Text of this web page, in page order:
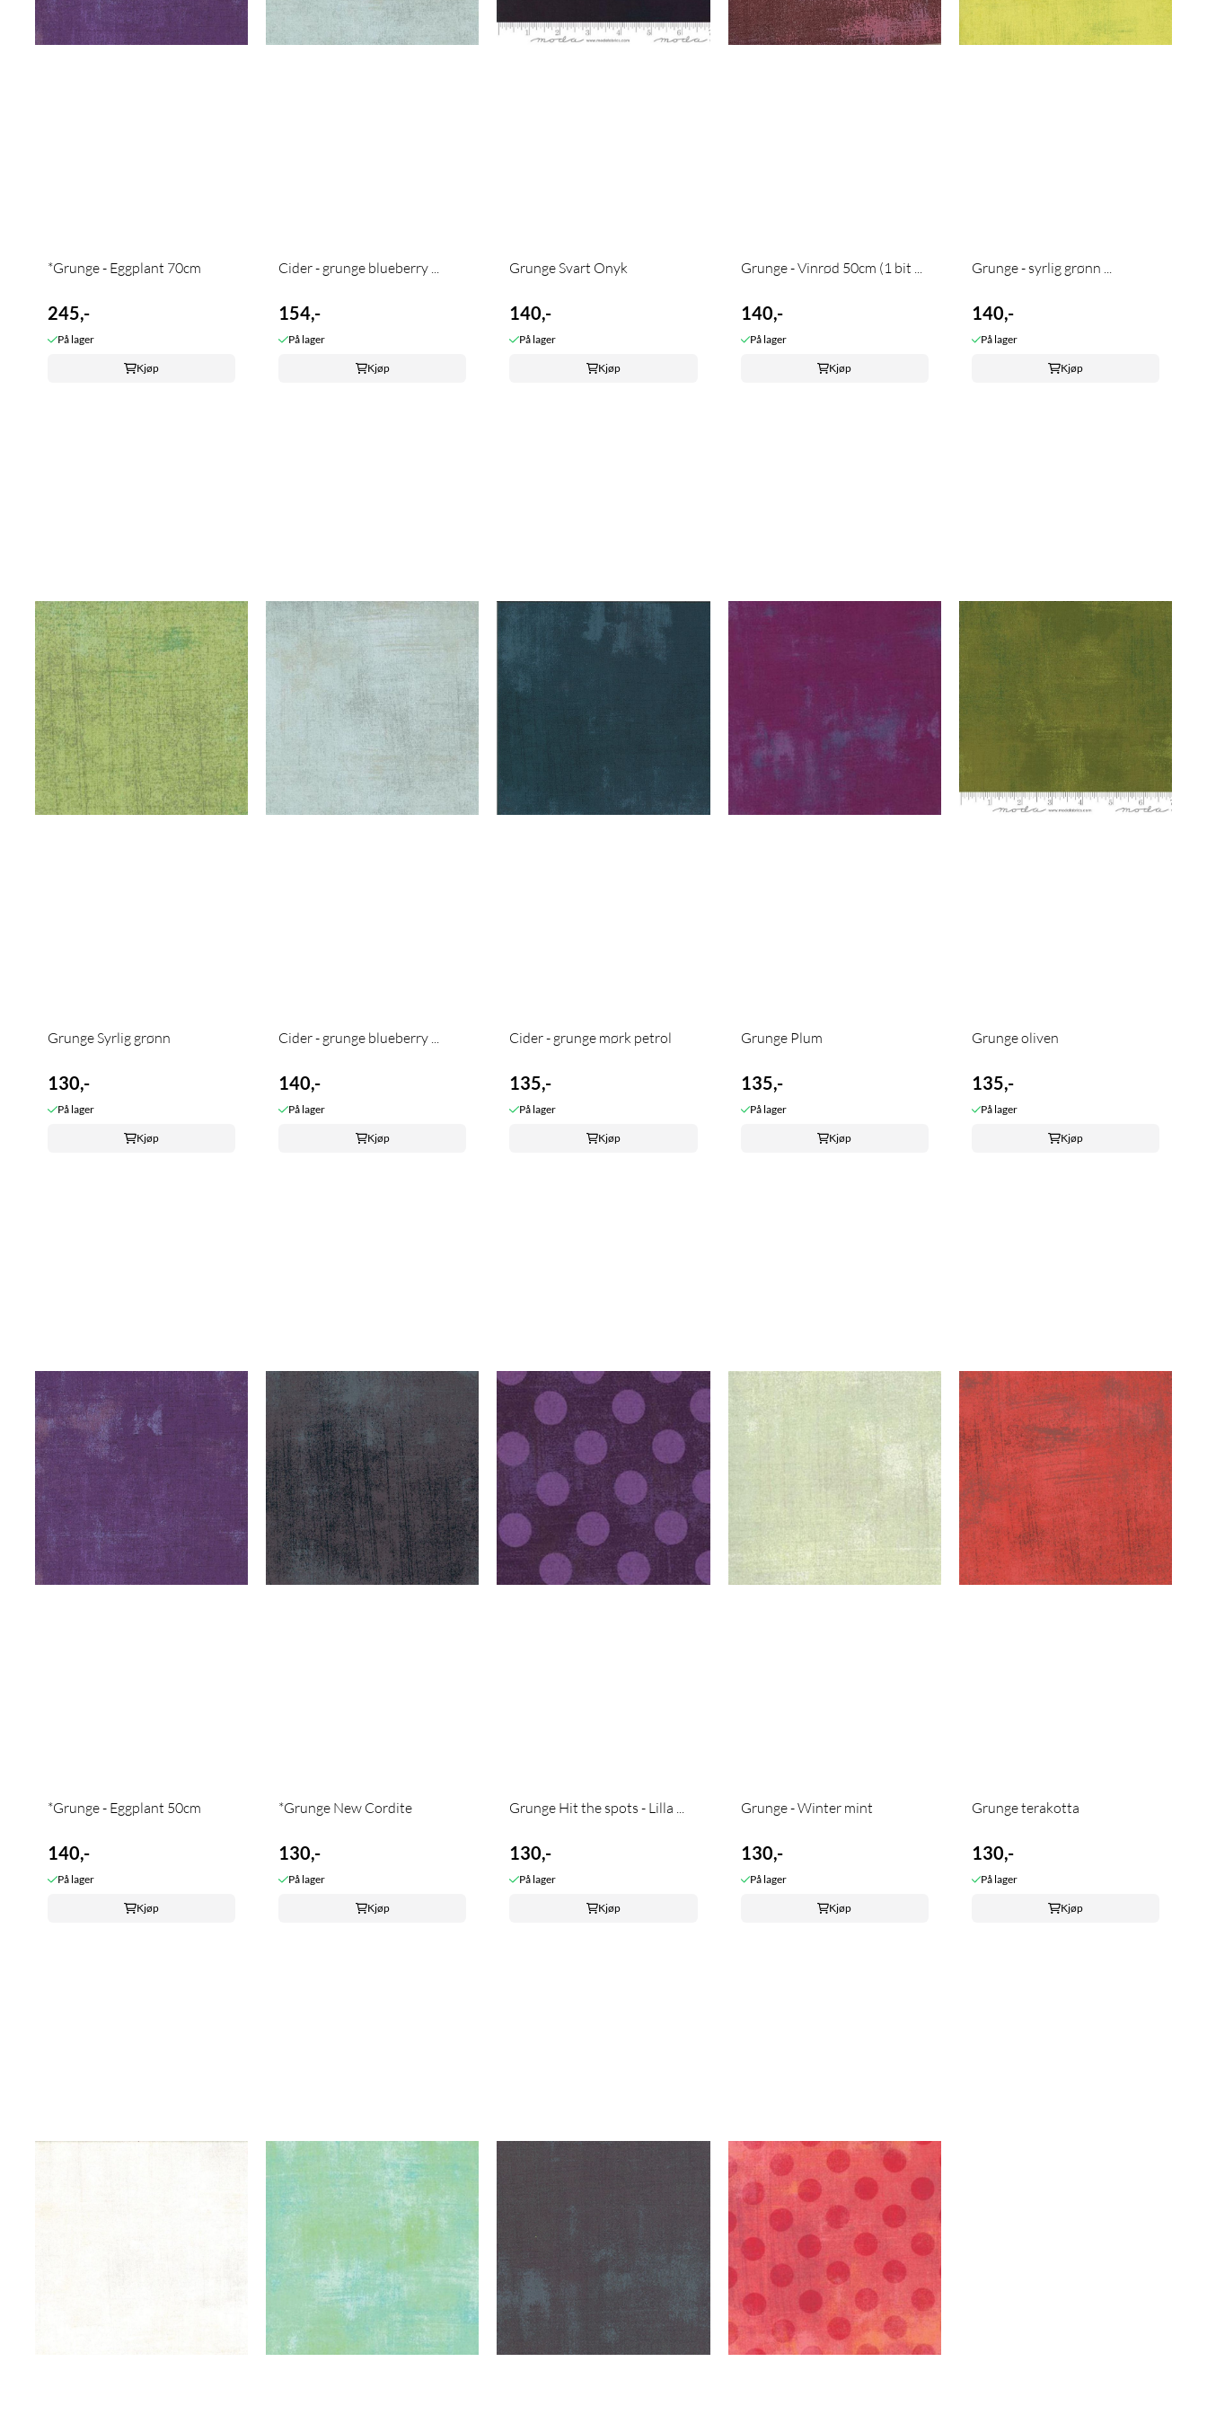
*Grunge - Eggplant 70cm
245,-
På lager
Kjøp
Cider - grunge blueberry ...
154,-
På lager
Kjøp
Grunge Svart Onyk
140,-
På lager
Kjøp
Grunge - Vinrød 50cm (1 bit ...
140,-
På lager
Kjøp
Grunge - syrlig grønn ...
140,-
På lager
Kjøp
Grunge Syrlig grønn
130,-
På lager
Kjøp
Cider - grunge blueberry ...
140,-
På lager
Kjøp
Cider - grunge mørk petrol
135,-
På lager
Kjøp
Grunge Plum
135,-
På lager
Kjøp
Grunge oliven
135,-
På lager
Kjøp
*Grunge - Eggplant 50cm
140,-
På lager
Kjøp
*Grunge New Cordite
130,-
På lager
Kjøp
Grunge Hit the spots - Lilla ...
130,-
På lager
Kjøp
Grunge - Winter mint
130,-
På lager
Kjøp
Grunge terakotta
130,-
På lager
Kjøp